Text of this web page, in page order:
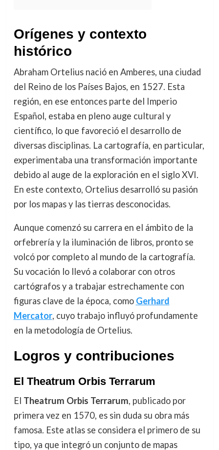
Orígenes y contexto
histórico
Abraham Ortelius nació en Amberes, una ciudad
del Reino de los Países Bajos, en 1527. Esta
región, en ese entonces parte del Imperio
Español, estaba en pleno auge cultural y
científico, lo que favoreció el desarrollo de
diversas disciplinas. La cartografía, en particular,
experimentaba una transformación importante
debido al auge de la exploración en el siglo XVI.
En este contexto, Ortelius desarrolló su pasión
por los mapas y las tierras desconocidas.
Aunque comenzó su carrera en el ámbito de la
orfebrería y la iluminación de libros, pronto se
volcó por completo al mundo de la cartografía.
Su vocación lo llevó a colaborar con otros
cartógrafos y a trabajar estrechamente con
figuras clave de la época, como Gerhard
Mercator, cuyo trabajo influyó profundamente
en la metodología de Ortelius.
Logros y contribuciones
El Theatrum Orbis Terrarum
El Theatrum Orbis Terrarum, publicado por
primera vez en 1570, es sin duda su obra más
famosa. Este atlas se considera el primero de su
tipo, ya que integró un conjunto de mapas